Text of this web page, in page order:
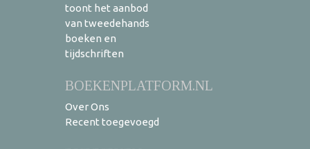
toont het aanbod
van tweedehands
boeken en
tijdschriften
BOEKENPLATFORM.NL
Over Ons
Recent toegevoegd